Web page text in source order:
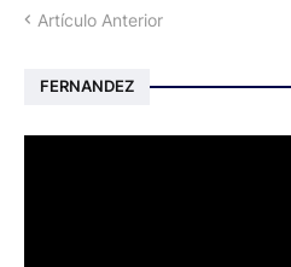
Artículo Anterior
FERNANDEZ